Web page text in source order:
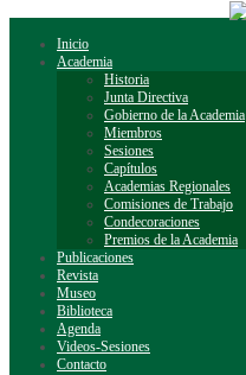
Inicio
Academia
Historia
Junta Directiva
Gobierno de la Academia
Miembros
Sesiones
Capítulos
Academias Regionales
Comisiones de Trabajo
Condecoraciones
Premios de la Academia
Publicaciones
Revista
Museo
Biblioteca
Agenda
Videos-Sesiones
Contacto